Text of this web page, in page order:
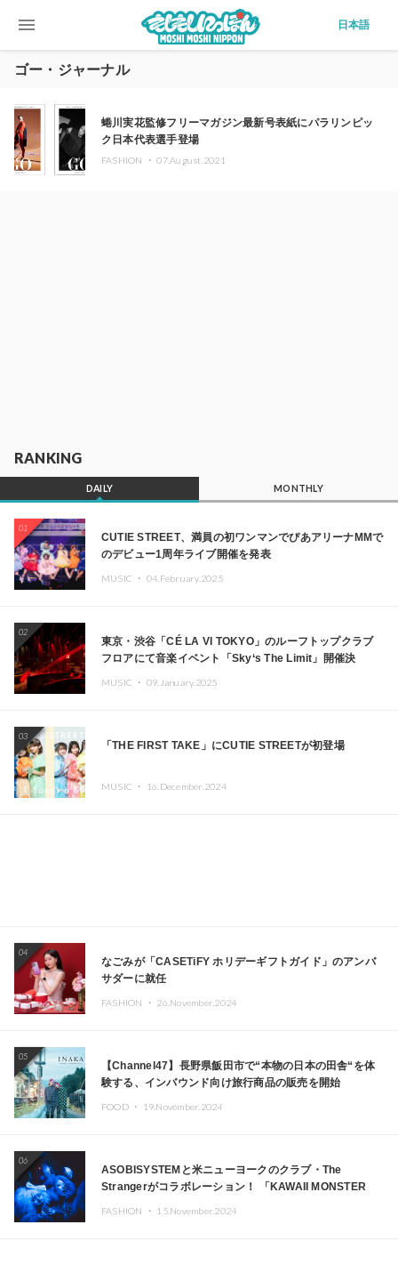
menu 日本語
ゴー・ジャーナル
蜷川実花監修フリーマガジン最新号表紙にパラリンピッ
ク日本代表選手登場
FASHION ・07.August.2021
RANKING
DAILY MONTHLY
01
CUTIE STREET、満員の初ワンマンでぴあアリーナMMで
のデビュー1周年ライブ開催を発表
MUSIC ・ 04.February.2025
02
東京・渋谷「CÉ LA VI TOKYO」のルーフトップクラブ
フロアにて音楽イベント「Sky‘s The Limit」開催決
MUSIC ・ 09.January.2025
03
「THE FIRST TAKE」にCUTIE STREETが初登場
MUSIC ・ 16.December.2024
04
なごみが「CASETiFY ホリデーギフトガイド」のアンバ
サダーに就任
FASHION ・ 26.November.2024
05
【Channel47】長野県飯田市で“本物の日本の田舎“を体
験する、インバウンド向け旅行商品の販売を開始
FOOD ・ 19.November.2024
06
ASOBISYSTEMと米ニューヨークのクラブ・The
Strangerがコラボレーション！ 「KAWAII MONSTER
FASHION ・ 15.November.2024